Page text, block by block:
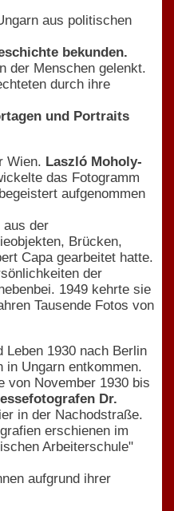
aus politischen
bekunden.
der Menschen gelenkt.
durch ihre
und Portraits
Wien. Laszló Moholy-
das Fotogramm
aufgenommen
aus der
Brücken,
Capa gearbeitet hatte.
der
1949 kehrte sie
Tausende Fotos von
1930 nach Berlin
Ungarn entkommen.
von November 1930 bis
Dr.
in der Nachodstraße.
erschienen im
Arbeiterschule"
aufgrund ihrer